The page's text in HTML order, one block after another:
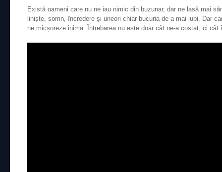
Există oameni care nu ne iau nimic din buzunar, dar ne lasă mai
liniște, somn, încredere și uneori chiar bucuria de a mai iubi. Dar
ne micșoreze inima. Întrebarea nu este doar cât ne-a costat, ci